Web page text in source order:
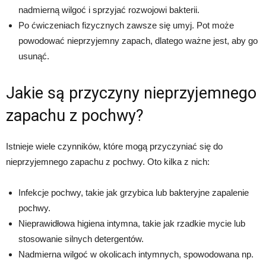
nadmierną wilgoć i sprzyjać rozwojowi bakterii.
Po ćwiczeniach fizycznych zawsze się umyj. Pot może
powodować nieprzyjemny zapach, dlatego ważne jest, aby go
usunąć.
Jakie są przyczyny nieprzyjemnego
zapachu z pochwy?
Istnieje wiele czynników, które mogą przyczyniać się do
nieprzyjemnego zapachu z pochwy. Oto kilka z nich:
Infekcje pochwy, takie jak grzybica lub bakteryjne zapalenie
pochwy.
Nieprawidłowa higiena intymna, takie jak rzadkie mycie lub
stosowanie silnych detergentów.
Nadmierna wilgoć w okolicach intymnych, spowodowana np.